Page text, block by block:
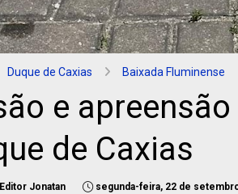
Duque de Caxias Baixada Fluminense
e
de Caxias
Editor Jonatan segunda-feira, 22 de